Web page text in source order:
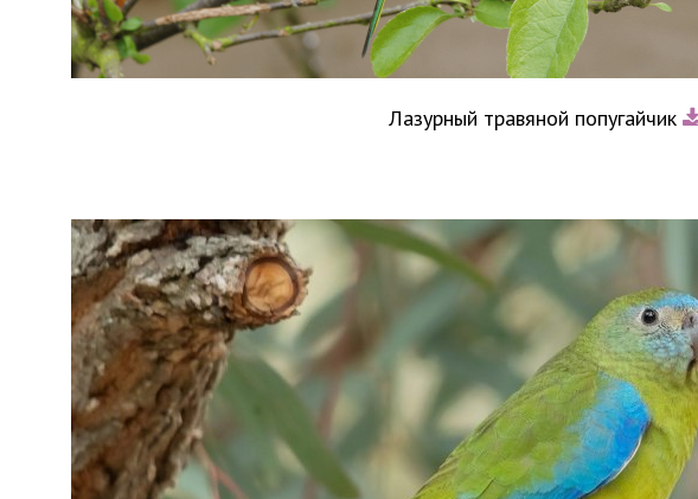
Лазурный травяной попугайчик